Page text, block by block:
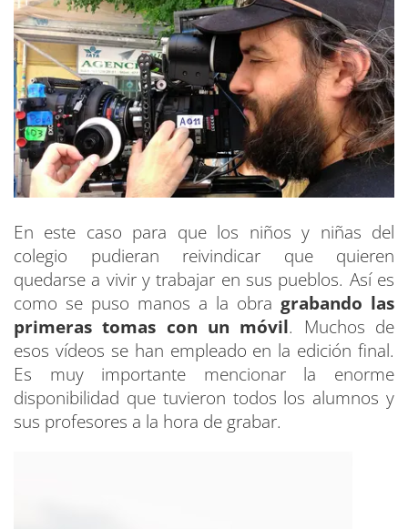
En este caso para que los niños y niñas del
colegio pudieran reivindicar que quieren
quedarse a vivir y trabajar en sus pueblos. Así es
como se puso manos a la obra grabando las
primeras tomas con un móvil. Muchos de
esos vídeos se han empleado en la edición final.
Es muy importante mencionar la enorme
disponibilidad que tuvieron todos los alumnos y
sus profesores a la hora de grabar.